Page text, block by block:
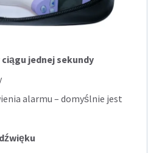
jednej sekundy
alarmu – domyślnie jest